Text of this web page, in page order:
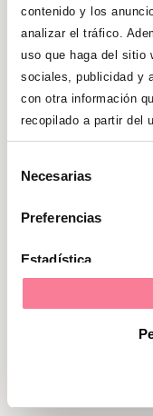
contenido y los
analizar el tráfico.
uso que haga del sitio
sociales, publicidad y
con otra información
recopilado a partir del
Necesarias
Preferencias
Estadística
Significado
Son personas
algo que hacer
tengan
francos y
les mienten.
autenticidad.
Nombre de